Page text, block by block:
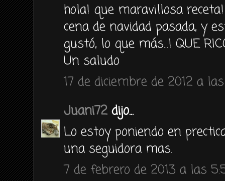
hola! que maravillosa
cena de navidad pasada, y
gustó, lo que más...! QUE
Un saludo
17 de diciembre de 2012 a
Juani72 dijo...
Lo estoy poniendo en
una seguidora mas.
7 de febrero de 2013 a las